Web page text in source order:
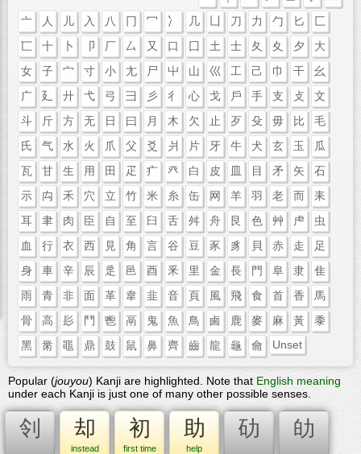
亠
人 儿 入 八 冂 冖 冫 几 刀 力 勹 匕
匚
匸
十 卜 卩 厂 厶 又 口 囗 土 士 夂 夊 夕
大
女
子 宀 寸 小 尢 尸 屮 山 巛 工 己 巾 干
幺
广
廴 廾 弋 弓 彐 彡 彳 心 戈 戶 手 支 攴
文
斗
斤 方 无 日 曰 月 木 欠 止 歹 殳 毋 比
毛
氏
气 水 火 爪 父 爻 爿 片 牙 牛 犬 玄 玉
瓜
瓦
甘 生 用 田 疋 疒 癶 白 皮 皿 目 矛 矢
石
示
禸 禾 穴 立 竹 米 糸 缶 网 羊 羽 老 而
耒
耳
聿 肉 臣 自 至 臼 舌 舛 舟 艮 色 艸 虍
虫
血
行 衣 西 見 角 言 谷 豆 豕 豸 貝 赤 走
足
身
車 辛 辰 辵 邑 酉 釆 里 金 長 門 阜 隶
隹
雨
青 非 面 革 韋 韭 音 頁 風 飛 食 首 香
馬
骨
高 髟 鬥 鬯 鬲 鬼 魚 鳥 鹵 鹿 麥 麻 黃
黍
黑
黹 黽 鼎 鼓 鼠 鼻 齊 齒 龍 龜 龠 Unset
Popular (jouyou) Kanji are highlighted. Note that English meaning
under each Kanji is just one of many other possible senses.
刢 却
instead
初
first time
助
help
劯 劰